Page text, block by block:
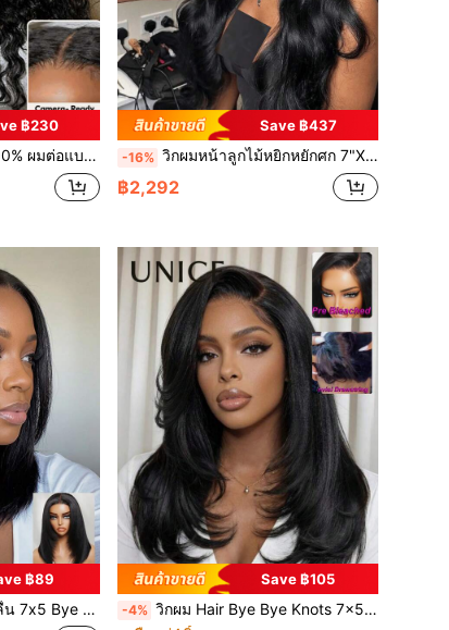
฿230
วมใส่ง่าย ไม่ต้องใช้กาว วิกผมลอนคลื่นแบบไม่มีกาว สำหรับผู้หญิง ผมสวยเป็นธรรมชาติ
Save ฿437
-16% วิกผมหน้าลูกไม้หยิกหยักศก 7"X5", ฟอกสีไว้แล้ว, ถอนไว้แล้ว, ตัดลูกไม้ด้านหน้าไว้แล้ว, ผมแท้, ไม่ต้องใช้กาว, สวมใส่ง่าย, วิกผมแท้สำหรับผู้หญิง, Unice Hair
฿2,292
฿89
เลเยอร์จัดกรอบหน้า ตัดล่วงหน้า ถอนล่วงหน้า ฟอกสีล่วงหน้า Unice Wig
Save ฿105
-4% วิกผม Hair Bye Bye Knots 7x5 Lace Closure Yaki Straight Invisi Drawstring BOB พร้อมหน้าม้าปัดข้าง, แนวไรผมธรรมชาติ, ตัดล่วงหน้า, ถอนล่วงหน้า, ฟอกสีล่วงหน้า, สีดำธรรมชาติ, ผมมนุษย์ 100%, วิกผม Yaki Straight, เลเยอร์ขนนก, แบบไร้กาว, สวมใส่ได้ทันที, วิกผม Unice